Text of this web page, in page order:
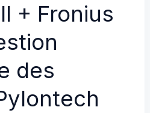
+ Fronius
des